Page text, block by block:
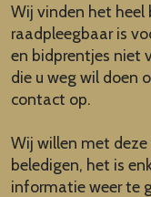
Wij vinden het
raadpleegbaar is
en bidprentjes niet
die u weg wil doen
contact op.
Wij willen met
beledigen, het is
informatie weer te